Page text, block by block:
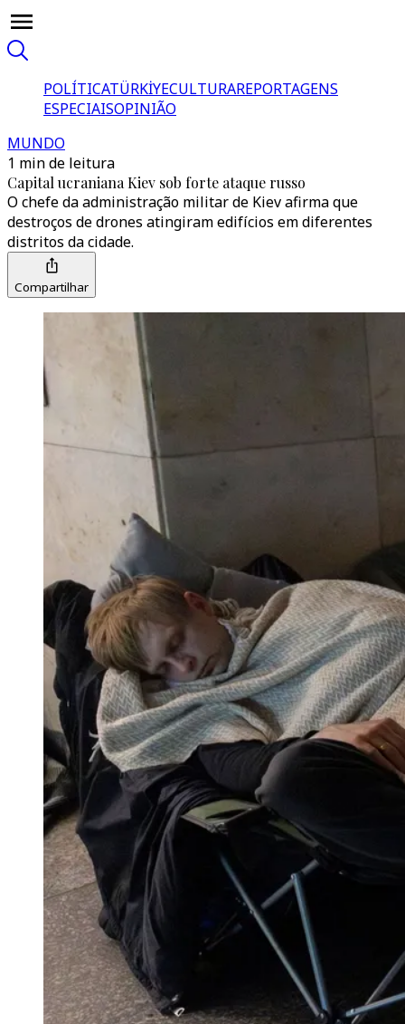
POLÍTICATÜRKİYECULTURAREPORTAGENS
ESPECIAISOPINIÃO
MUNDO
1 min de leitura
Capital ucraniana Kiev sob forte ataque russo
O chefe da administração militar de Kiev afirma que
destroços de drones atingiram edifícios em diferentes
distritos da cidade.
Compartilhar